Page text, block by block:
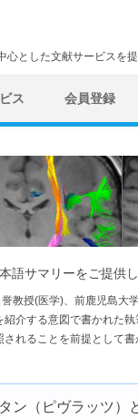
とした文献サービスを提
ス 会員登録
語サマリーをご提供し
教授(医学)、前鹿児島大
介する意図で書かれた執
れることを前提として書
ン（ピヴラッツ）